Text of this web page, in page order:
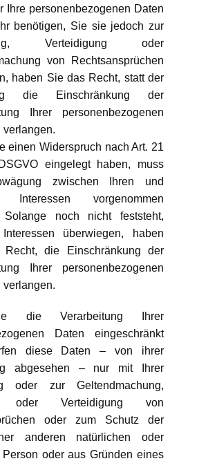
Ihre personenbezogenen Daten
benötigen, Sie sie jedoch zur
Verteidigung oder
von Rechtsansprüchen
haben Sie das Recht, statt der
die Einschränkung der
Ihrer personenbezogenen
verlangen.
einen Widerspruch nach Art. 21
eingelegt haben, muss
zwischen Ihren und
Interessen vorgenommen
Solange noch nicht feststeht,
überwiegen, haben
die Einschränkung der
Ihrer personenbezogenen
verlangen.
die Verarbeitung Ihrer
Daten eingeschränkt
diese Daten – von ihrer
abgesehen – nur mit Ihrer
oder zur Geltendmachung,
oder Verteidigung von
oder zum Schutz der
anderen natürlichen oder
Person oder aus Gründen eines